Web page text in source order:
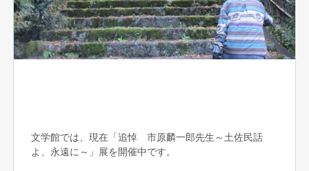
文学館では、現在「追悼 市原麟一郎先生～土佐民話
よ、永遠に～」展を開催中です。